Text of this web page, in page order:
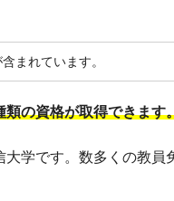
まれています。
の資格が取得できます
学です。数多くの教員